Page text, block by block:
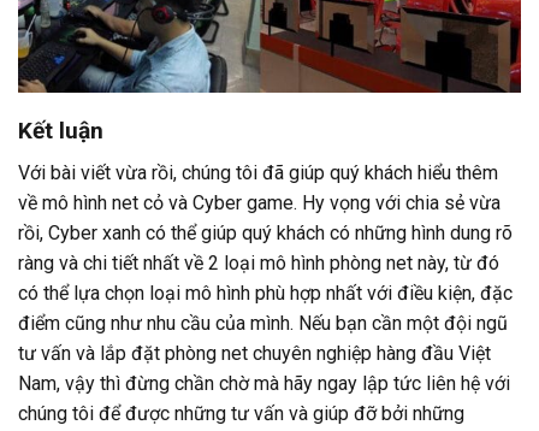
Kết luận
Với bài viết vừa rồi, chúng tôi đã giúp quý khách hiểu thêm
về mô hình net cỏ và Cyber game. Hy vọng với chia sẻ vừa
rồi, Cyber xanh có thể giúp quý khách có những hình dung rõ
ràng và chi tiết nhất về 2 loại mô hình phòng net này, từ đó
có thể lựa chọn loại mô hình phù hợp nhất với điều kiện, đặc
điểm cũng như nhu cầu của mình. Nếu bạn cần một đội ngũ
tư vấn và lắp đặt phòng net chuyên nghiệp hàng đầu Việt
Nam, vậy thì đừng chần chờ mà hãy ngay lập tức liên hệ với
chúng tôi để được những tư vấn và giúp đỡ bởi những